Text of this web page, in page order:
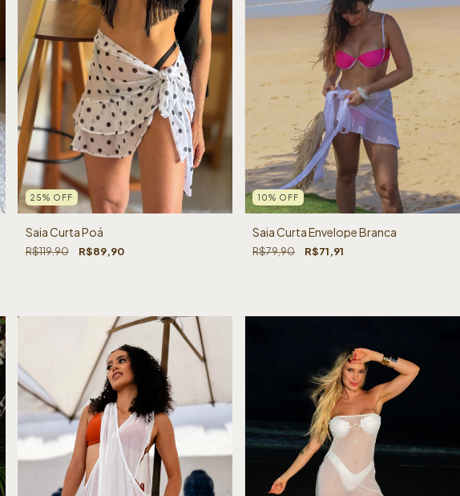
25% OFF
Saia Curta Poá
R$119,90 R$89,90
10% OFF
Saia Curta Envelope Branca
R$79,90 R$71,91